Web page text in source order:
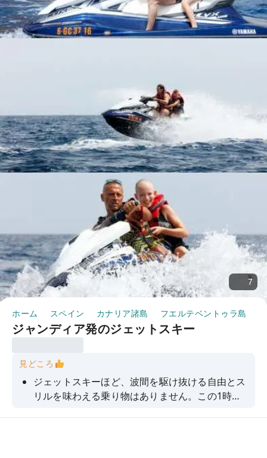
7
ホーム スペイン カナリア諸島 フエルテベントゥラ島
ジャンディア発のジェットスキー
見どころ
ジェットスキーほど、波間を駆け抜ける自由とス
リルを味わえる乗り物はありません。この1時間